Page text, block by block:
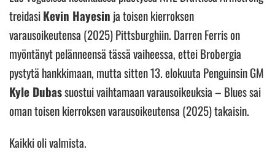
treidasiKevin Hayesin ja toisen kierroksen
varausoikeutensa (2025) Pittsburghiin. Darren Ferris on
myöntänyt pelänneensä tässä vaiheessa, ettei Brobergia
pystytä hankkimaan, mutta sitten 13. elokuuta Penguinsin GM
Kyle Dubassuostui vaihtamaan varausoikeuksia – Blues sai
oman toisen kierroksen varausoikeutensa (2025) takaisin.
Kaikki oli valmista.